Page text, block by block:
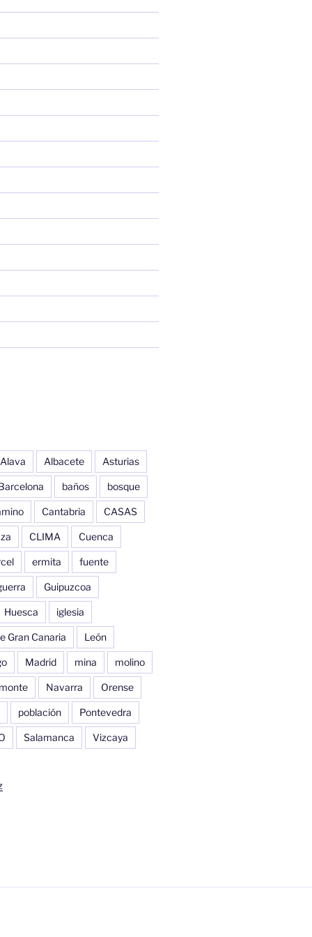
Alava Albacete Asturias
baños bosque
Cantabria CASAS
CLIMA Cuenca
ermita fuente
Guipuzcoa
Huesca iglesia
Gran Canaria León
Madrid mina molino
monte Navarra Orense
población Pontevedra
Salamanca Vizcaya